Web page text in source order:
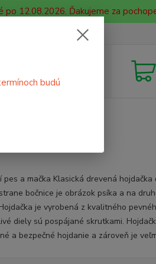
12.08.2026. Ďakujeme za
od 9:00 hod. - 16:00 hod.
pes a mačka Klasická drevená hojdačka
bočnice je obrázok psíka a na
je vyrobená z kvalitného
diely sú pospájané skrutkami.
a bezpečné hojdanie a zároveň je
budú